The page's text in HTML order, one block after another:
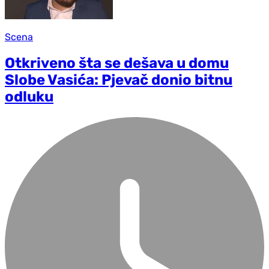
Scena
Otkriveno šta se dešava u domu
Slobe Vasića: Pjevač donio bitnu
odluku